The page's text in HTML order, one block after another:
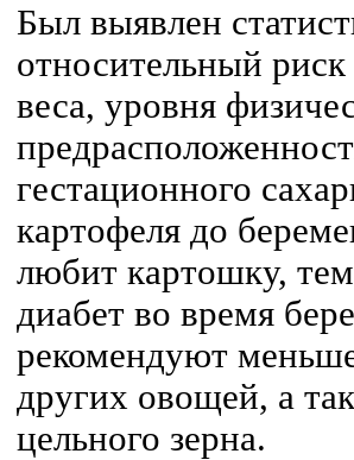
Был выявлен
относительный
веса, уровня
гестационного
картофеля до
любит картошку,
диабет во время
рекомендуют
других овощей, а
цельного зерна.